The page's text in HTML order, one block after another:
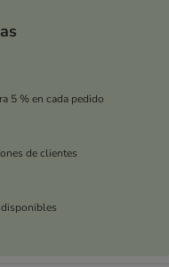
5 % en cada pedido
de clientes